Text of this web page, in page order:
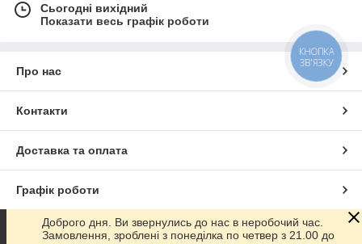
Сьогодні вихідний
Показати весь графік роботи
Про нас
Контакти
Доставка та оплата
Графік роботи
Повна версія сайту
Доброго дня. Ви звернулись до нас в неробочий час.
Замовлення, зроблені з понеділка по четвер з 21.00 до
КНОПКА
ЗВ'ЯЗКУ